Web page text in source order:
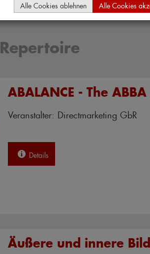
Repertoire
ABALANCE - The
Veranstalter: Directmarketing GbR
Details
Äußere und innere
Alle Cookies ablehnen Alle Cookies